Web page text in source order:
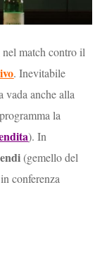
match contro il
. Inevitabile
vada anche alla
la
). In
(gemello del
conferenza